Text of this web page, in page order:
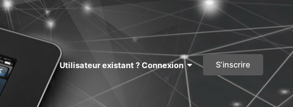
Utilisateur existant ? Connexion S’inscrire